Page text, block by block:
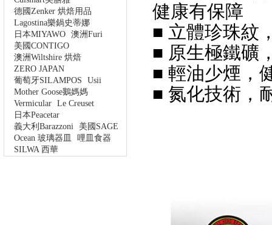
德國Zenker 烘焙用品
Lagostina樂鍋史蒂娜
日本MIYAWO 澳洲Furi
美國CONTIGO
澳洲Wiltshire 烘焙
ZERO JAPAN
葡萄牙SILAMPOS
Usii
Mother Goose鵝媽媽
Vermicular Le Creuset
日本Peacetar
義大利Barazzoni
美國SAGE
Ocean 玻璃器皿
哩皿食器
SILWA 西華
健康有保障
■ 立體珍珠紋
■ 原生極鐵礦
■ 輕油少煙，
■ 氮化技術，